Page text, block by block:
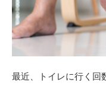
最近、トイレに行く回